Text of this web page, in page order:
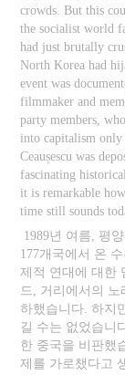
crowds. But this
the socialist world
had just brutally
North Korea had
event was
filmmaker and
party members,
into capitalism
Ceaușescu was
fascinating
it is remarkable
time still sounds
1989년 여름, 평
177개국에서 온
제적 연대에 대한
드, 거리에서의
하했습니다. 하지
길 수는 없었습니
한 중국을 비판했
제를 가로챘다고